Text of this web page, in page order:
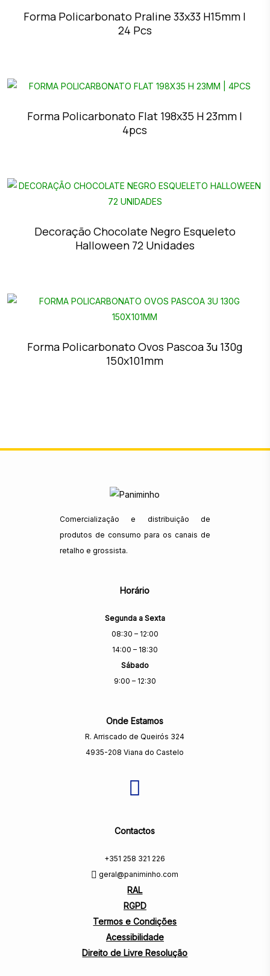
Forma Policarbonato Praline 33x33 H15mm |
24 Pcs
Forma Policarbonato Flat 198x35 H 23mm |
4pcs
Decoração Chocolate Negro Esqueleto
Halloween 72 Unidades
Forma Policarbonato Ovos Pascoa 3u 130g
150x101mm
Comercialização e distribuição de
produtos de consumo para os canais de
retalho e grossista.
Horário
Segunda a Sexta
08:30 – 12:00
14:00 – 18:30
Sábado
9:00 – 12:30
Onde Estamos
R. Arriscado de Queirós 324
4935-208 Viana do Castelo
Contactos
+351 258 321 226
geral@paniminho.com
RAL
RGPD
Termos e Condições
Acessibilidade
Direito de Livre Resolução